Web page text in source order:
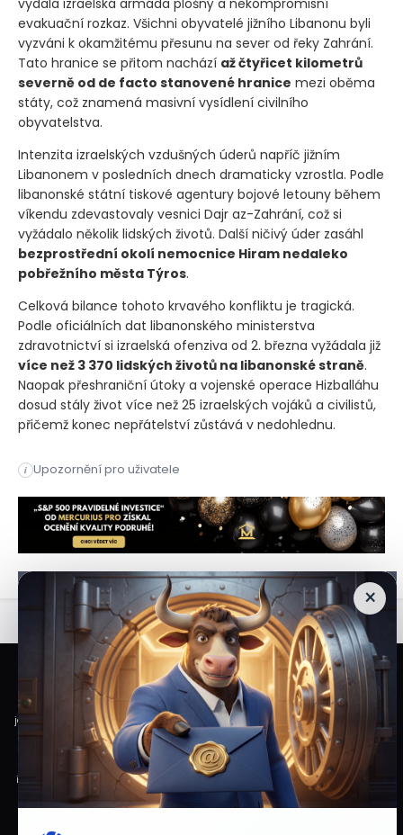
vydala izraelská armáda plošný a nekompromisní
evakuační rozkaz. Všichni obyvatelé jižního Libanonu byli
vyzváni k okamžitému přesunu na sever od řeky Zahrání.
Tato hranice se přitom nachází až čtyřicet kilometrů
severně od de facto stanovené hranice mezi oběma
státy, což znamená masivní vysídlení civilního
obyvatelstva.
Intenzita izraelských vzdušných úderů napříč jižním
Libanonem v posledních dnech dramaticky vzrostla. Podle
libanonské státní tiskové agentury bojové letouny během
víkendu zdevastovaly vesnici Dajr az-Zahrání, což si
vyžádalo několik lidských životů. Další ničivý úder zasáhl
bezprostřední okolí nemocnice Hiram nedaleko
pobřežního města Týros.
Celková bilance tohoto krvavého konfliktu je tragická.
Podle oficiálních dat libanonského ministerstva
zdravotnictví si izraelská ofenziva od 2. března vyžádala již
více než 3 370 lidských životů na libanonské straně.
Naopak přeshraniční útoky a vojenské operace Hizballáhu
dosud stály život více než 25 izraelských vojáků a civilistů,
přičemž konec nepřátelství zůstává v nedohlednu.
i Upozornění pro uživatele
Izraelské obranné síly dobyly historickou pevnost
×
Veškeré informace a materiály zveřejněné na internetových stránkách
Burzovního Světa vycházejí z veřejně dostupných a důvěryhodných zdrojů. Při
jejich zpracování je postupováno s odbornou péčí a cílem poskytovat čtenářům
objektivní, aktuální a srozumitelné informace. Obsah internetových stránek
slouží výhradně k informačním a vzdělávacím účelům. Nepředstavuje
individuální investiční doporučení, investiční poradenství ani nabídku či výzvu
ke koupi nebo prodeji konkrétních finančních nástrojů. Veškeré názory, odhady,